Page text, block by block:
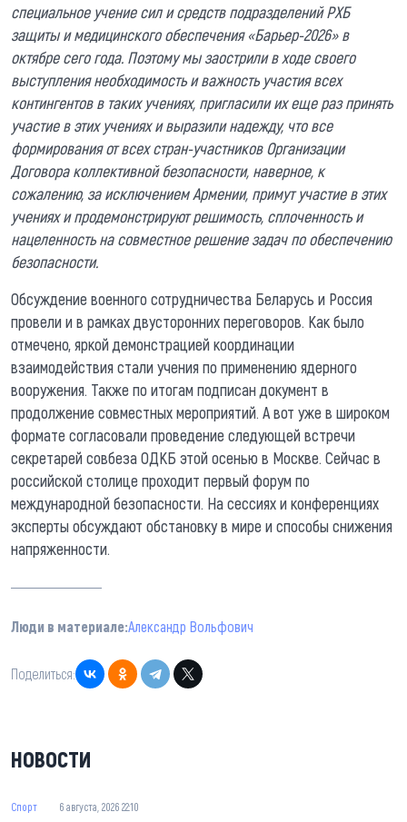
специальное учение сил и средств подразделений РХБ
защиты и медицинского обеспечения «Барьер-2026» в
октябре сего года. Поэтому мы заострили в ходе своего
выступления необходимость и важность участия всех
контингентов в таких учениях, пригласили их еще раз принять
участие в этих учениях и выразили надежду, что все
формирования от всех стран-участников Организации
Договора коллективной безопасности, наверное, к
сожалению, за исключением Армении, примут участие в этих
учениях и продемонстрируют решимость, сплоченность и
нацеленность на совместное решение задач по обеспечению
безопасности.
Обсуждение военного сотрудничества Беларусь и Россия
провели и в рамках двусторонних переговоров. Как было
отмечено, яркой демонстрацией координации
взаимодействия стали учения по применению ядерного
вооружения. Также по итогам подписан документ в
продолжение совместных мероприятий. А вот уже в широком
формате согласовали проведение следующей встречи
секретарей совбеза ОДКБ этой осенью в Москве. Сейчас в
российской столице проходит первый форум по
международной безопасности. На сессиях и конференциях
эксперты обсуждают обстановку в мире и способы снижения
напряженности.
Люди в материале:Александр Вольфович
Поделиться:
НОВОСТИ
Спорт 6 августа, 2026 22:10